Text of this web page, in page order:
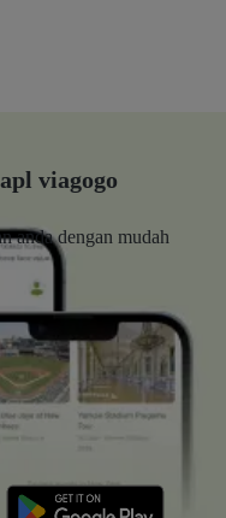
viagogo
anda dengan mudah